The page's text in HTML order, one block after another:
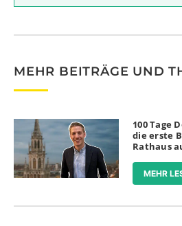
MEHR BEITRÄGE UND
100 Tage
die erste
Rathaus
MEHR